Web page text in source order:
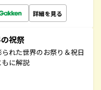
詳細を見る
祝祭
れた世界のお祭り＆祝日
に解説